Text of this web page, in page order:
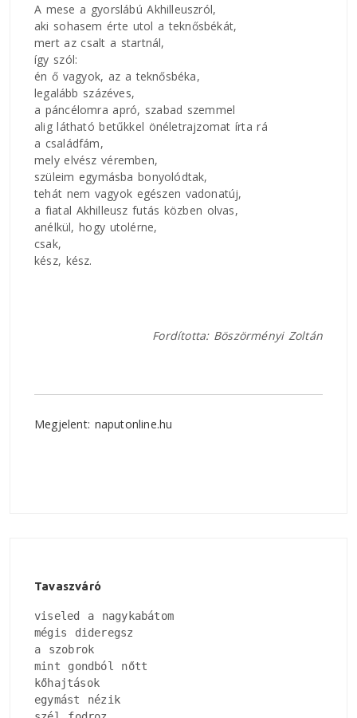
A mese a gyorslábú Akhilleuszról,
aki sohasem érte utol a teknősbékát,
mert az csalt a startnál,
így szól:
én ő vagyok, az a teknősbéka,
legalább százéves,
a páncélomra apró, szabad szemmel
alig látható betűkkel önéletrajzomat írta rá
a családfám,
mely elvész véremben,
szüleim egymásba bonyolódtak,
tehát nem vagyok egészen vadonatúj,
a fiatal Akhilleusz futás közben olvas,
anélkül, hogy utolérne,
csak,
kész, kész.
Fordította: Böszörményi Zoltán
Megjelent: naputonline.hu
Tavaszváró
viseled a nagykabátom
mégis dideregsz
a szobrok
mint gondból nőtt
kőhajtások
egymást nézik